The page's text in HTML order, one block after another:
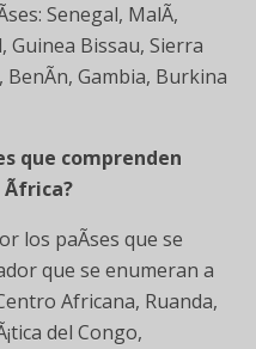
Senegal, MalÃ­,
Guinea Bissau, Sierra
Gambia, Burkina
que comprenden
los paÃ­ses que se
que se enumeran a
Africana, Ruanda,
del Congo,